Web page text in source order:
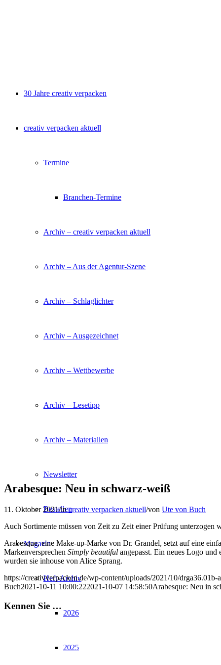
30 Jahre creativ verpacken
creativ verpacken aktuell
Termine
Branchen-Termine
Archiv – creativ verpacken aktuell
Archiv – Aus der Agentur-Szene
Archiv – Schlaglichter
Archiv – Ausgezeichnet
Archiv – Wettbewerbe
Archiv – Lesetipp
Archiv – Materialien
Newsletter
Bestellen
Magazin
Heft-Archiv
2026
2025
Arabesque: Neu in schwarz-weiß
11. Oktober 2021/increativ verpacken aktuell/von Ute von Buch
Auch Sortimente müssen von Zeit zu Zeit einer Prüfung unterzogen
Arabesque, eine Make-up-Marke von Dr. Grandel, setzt auf eine
Markenversprechen Simply beautiful angepasst. Ein neues Logo
wurden sie inhouse von Alice Sprang.
https://creativverpacken.de/wp-content/uploads/2021/10/drga36.01b-
Buch2021-10-11 10:00:222021-10-07 14:58:50Arabesque: Neu in
Kennen Sie …